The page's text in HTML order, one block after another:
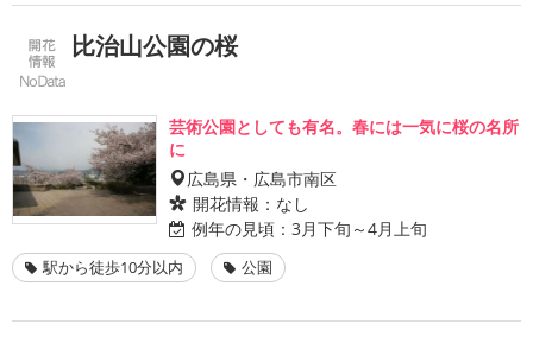
比治山公園の桜
芸術公園としても有名。春には一気に桜の名所
に
広島県・広島市南区
開花情報： なし
例年の見頃： 3月下旬～4月上旬
駅から徒歩10分以内 公園